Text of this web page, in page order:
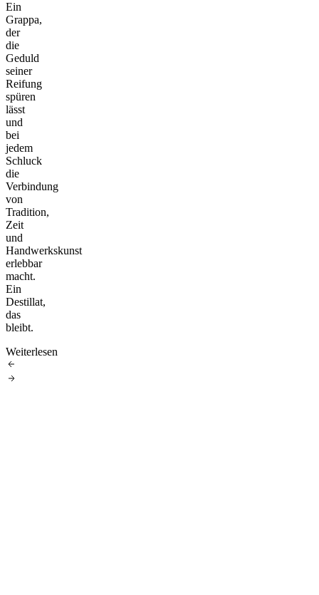
Ein
Grappa,
der
die
Geduld
seiner
Reifung
spüren
lässt
und
bei
jedem
Schluck
die
Verbindung
von
Tradition,
Zeit
und
Handwerkskunst
erlebbar
macht.
Ein
Destillat,
das
bleibt.
Weiterlesen